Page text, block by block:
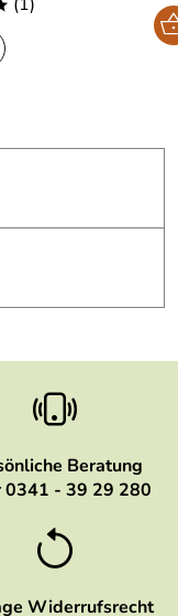
und ist
Beratung
0341 - 39 29 280
Widerrufsrecht